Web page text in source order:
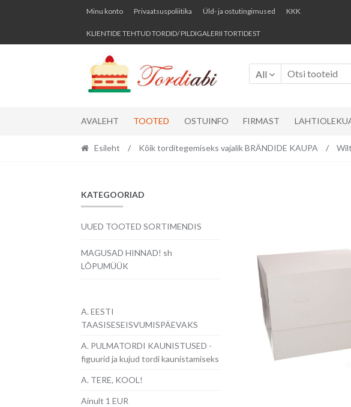
Skip
navigation
Skip
content
Minu konto Privaatsuspoliitika Üld- ja ostutingimused KKK
KLIENTIDE TEHTUD TORDID/ PILDIGALERII TORTIDEST
All
AVALEHT TOOTED OSTUINFO FIRMAST
Esileht / Kõik torditegemiseks vajalik BRÄNDIDE KAUPA /
KATEGOORIAD
UUED TOOTED SORTIMENDIS
MAGUSAD HINNAD! sh
LÕPUMÜÜK
A. EESTI
TAASISESEISVUMISPÄEVAKS
A. PULMATORDI KAUNISTUSED -
figuurid ja kujud tordi kaunistamiseks
A. TERE, KOOL!
Ainult 1 EUR